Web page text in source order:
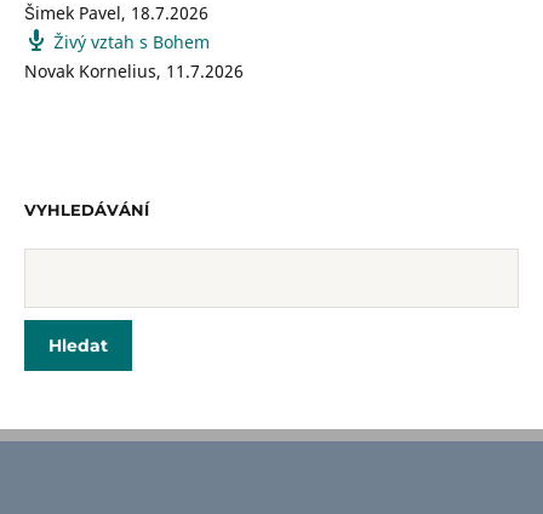
Šimek Pavel, 18.7.2026
Živý vztah s Bohem
Novak Kornelius, 11.7.2026
VYHLEDÁVÁNÍ